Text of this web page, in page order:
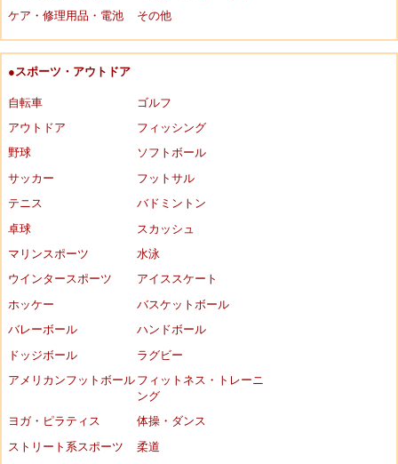
ケア・修理用品・電池
その他
●スポーツ・アウトドア
自転車
ゴルフ
アウトドア
フィッシング
野球
ソフトボール
サッカー
フットサル
テニス
バドミントン
卓球
スカッシュ
マリンスポーツ
水泳
ウインタースポーツ
アイススケート
ホッケー
バスケットボール
バレーボール
ハンドボール
ドッジボール
ラグビー
アメリカンフットボール フィットネス・トレーニ
ング
ヨガ・ピラティス
体操・ダンス
ストリート系スポーツ
柔道